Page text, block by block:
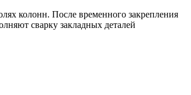
колонн. После временного закрепления
сварку закладных деталей